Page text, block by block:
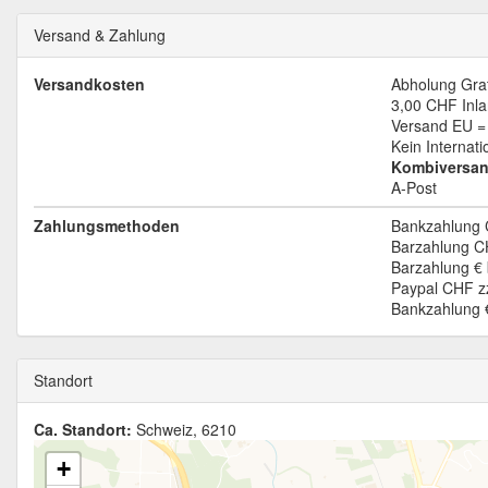
Versand & Zahlung
Versandkosten
Abholung
3,00 CHF
Versand EU
Kein
A-Post
Zahlungsmethoden
Bankzahlung
Barzahlung
Barzahlung
Paypal CHF
Bankzahlung
Standort
Ca. Standort: Schweiz, 6210
+